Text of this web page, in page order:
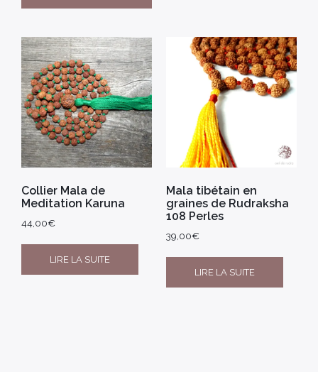
Collier Mala de
Meditation Karuna
44,00€
LIRE LA SUITE
Mala tibétain en
graines de Rudraksha
108 Perles
39,00€
LIRE LA SUITE